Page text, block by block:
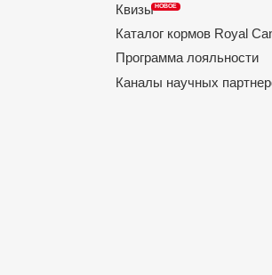
Квизы
Каталог кормов Royal
Программа лояльности
Каналы научных